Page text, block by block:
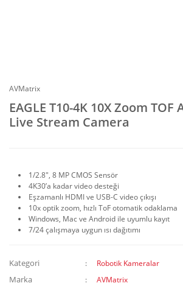
AVMatrix
EAGLE T10-4K 10X Zoom
Live Stream Camera
1/2.8", 8 MP CMOS Sensör
4K30’a kadar video desteği
Eşzamanlı HDMI ve USB-C video çıkışı
10x optik zoom, hızlı ToF otomatik odaklama
Windows, Mac ve Android ile uyumlu kayıt
7/24 çalışmaya uygun ısı dağıtımı
Kategori Robotik Kameralar
Marka AVMatrix